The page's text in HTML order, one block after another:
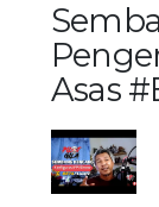
Asas